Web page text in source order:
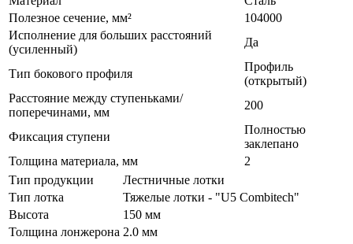
Полезное сечение, мм²
104000
Исполнение для больших расстояний
(усиленный)
Да
Тип бокового профиля
Профиль
(открытый)
Расстояние между ступеньками/
поперечинами, мм
200
Фиксация ступени
Полностью
заклепано
Толщина материала, мм
2
Тип продукции
Лестничные лотки
Тип лотка
Тяжелые лотки - "U5 Combitech"
Высота
150 мм
Толщина лонжерона 2.0 мм